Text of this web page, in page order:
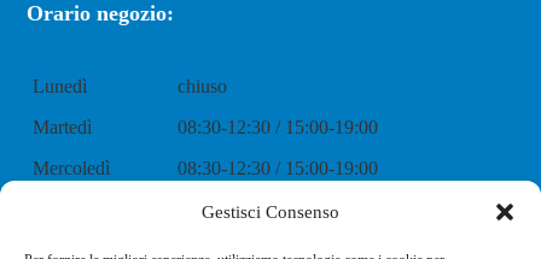
Gestisci Consenso
Orario negozio:
Lunedì
chiuso
Martedì
08:30-12:30 / 15:00-19:00
Mercoledì
08:30-12:30 / 15:00-19:00
08:30-12:30 / 15:00-19:00
Venerdì
08:30-12:30 / 15:00-19:00